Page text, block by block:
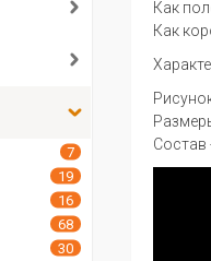
Как
Как
Состав
7
19
16
68
30